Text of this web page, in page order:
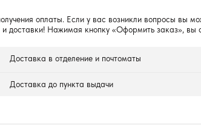
оплаты. Если у вас возникли вопросы вы
доставки! Нажимая кнопку «Оформить заказ», вы
Доставка в отделение и почтоматы
Доставка до пункта выдачи